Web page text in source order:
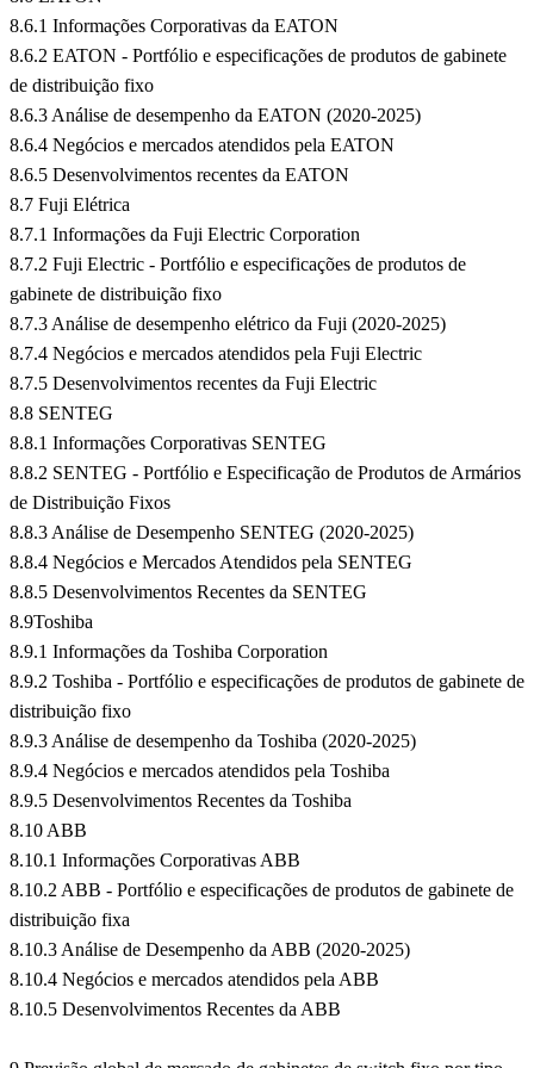
8.6.1 Informações Corporativas da EATON
8.6.2 EATON - Portfólio e especificações de produtos de gabinete
de distribuição fixo
8.6.3 Análise de desempenho da EATON (2020-2025)
8.6.4 Negócios e mercados atendidos pela EATON
8.6.5 Desenvolvimentos recentes da EATON
8.7 Fuji Elétrica
8.7.1 Informações da Fuji Electric Corporation
8.7.2 Fuji Electric - Portfólio e especificações de produtos de
gabinete de distribuição fixo
8.7.3 Análise de desempenho elétrico da Fuji (2020-2025)
8.7.4 Negócios e mercados atendidos pela Fuji Electric
8.7.5 Desenvolvimentos recentes da Fuji Electric
8.8 SENTEG
8.8.1 Informações Corporativas SENTEG
8.8.2 SENTEG - Portfólio e Especificação de Produtos de Armários
de Distribuição Fixos
8.8.3 Análise de Desempenho SENTEG (2020-2025)
8.8.4 Negócios e Mercados Atendidos pela SENTEG
8.8.5 Desenvolvimentos Recentes da SENTEG
8.9Toshiba
8.9.1 Informações da Toshiba Corporation
8.9.2 Toshiba - Portfólio e especificações de produtos de gabinete de
distribuição fixo
8.9.3 Análise de desempenho da Toshiba (2020-2025)
8.9.4 Negócios e mercados atendidos pela Toshiba
8.9.5 Desenvolvimentos Recentes da Toshiba
8.10 ABB
8.10.1 Informações Corporativas ABB
8.10.2 ABB - Portfólio e especificações de produtos de gabinete de
distribuição fixa
8.10.3 Análise de Desempenho da ABB (2020-2025)
8.10.4 Negócios e mercados atendidos pela ABB
8.10.5 Desenvolvimentos Recentes da ABB